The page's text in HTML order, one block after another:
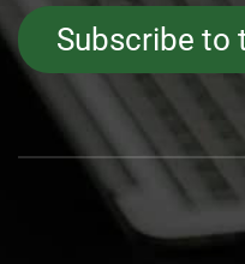
Subscribe to